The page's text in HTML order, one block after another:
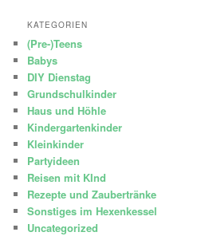
KATEGORIEN
(Pre-)Teens
Babys
DIY Dienstag
Grundschulkinder
Haus und Höhle
Kindergartenkinder
Kleinkinder
Partyideen
Reisen mit KInd
Rezepte und Zaubertränke
Sonstiges im Hexenkessel
Uncategorized